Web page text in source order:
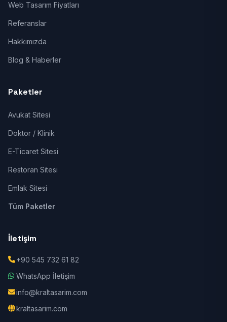
Web Tasarım Fiyatları
Referanslar
Hakkımızda
Blog & Haberler
Paketler
Avukat Sitesi
Doktor / Klinik
E-Ticaret Sitesi
Restoran Sitesi
Emlak Sitesi
Tüm Paketler
İletişim
+90 545 732 61 82
WhatsApp İletişim
info@kraltasarim.com
kraltasarim.com